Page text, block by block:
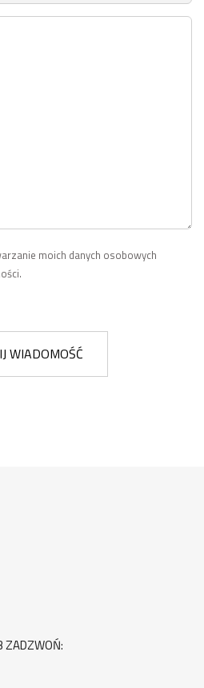
moich danych osobowych
WIADOMOŚĆ
ZADZWOŃ: